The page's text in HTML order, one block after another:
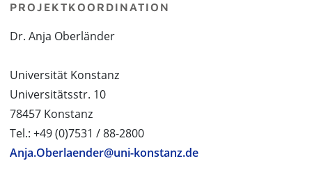
PROJEKTKOORDINATION
Dr. Anja Oberländer
Universität Konstanz
Universitätsstr. 10
78457 Konstanz
Tel.: +49 (0)7531 / 88-2800
Anja.Oberlaender@uni-konstanz.de